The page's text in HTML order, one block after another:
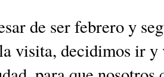
de ser febrero y
visita, decidimos ir